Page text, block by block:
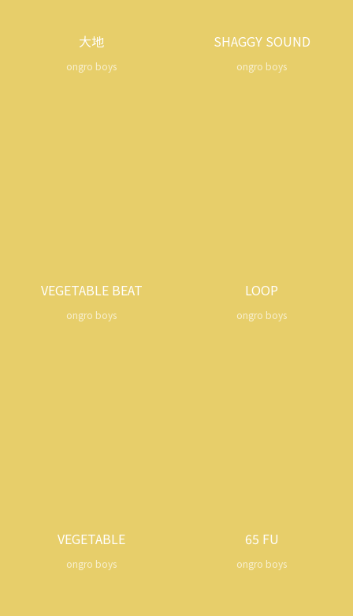
大地
ongro boys
SHAGGY SOUND
ongro boys
VEGETABLE BEAT
ongro boys
LOOP
ongro boys
VEGETABLE
ongro boys
65 FU
ongro boys